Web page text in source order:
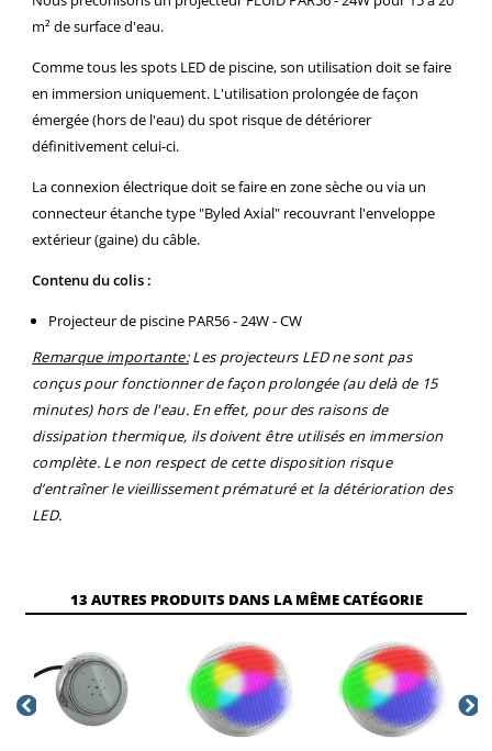
m² de surface d'eau.
Comme tous les spots LED de piscine, son utilisation doit se faire
en immersion uniquement. L'utilisation prolongée de façon
émergée (hors de l'eau) du spot risque de détériorer
définitivement celui-ci.
La connexion électrique doit se faire en zone sèche ou via un
connecteur étanche type "Byled Axial" recouvrant l'enveloppe
extérieur (gaine) du câble.
Contenu du colis :
Projecteur de piscine PAR56 - 24W - CW
Remarque importante:Les projecteurs LED ne sont pas
conçus pour fonctionner de façon prolongée (au delà de 15
minutes) hors de l'eau. En effet, pour des raisons de
dissipation thermique, ils doivent être utilisés en immersion
complète. Le non respect de cette disposition risque
d’entraîner le vieillissement prématuré et la détérioration des
LED.
13 AUTRES PRODUITS DANS LA MÊME CATÉGORIE